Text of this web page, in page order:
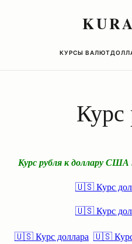
КУРСЫ ВАЛЮТ
Курс
Курс рубля к доллару
🇺🇸 Курс
🇺🇸 Курс
🇺🇸 Курс доллара 🇺🇸 Курс